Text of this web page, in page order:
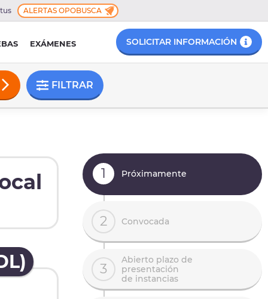
ALERTAS OPOBUSCA
EXÁMENES SOLICITAR INFORMACIÓN
FILTRAR
1 Próximamente
2 Convocada
3
Abierto plazo de
presentación
de instancias